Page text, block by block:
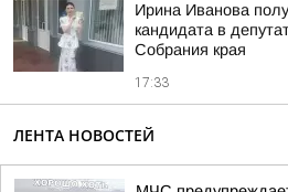
Ирина Иванова
кандидата в
Собрания края
17:33
ЛЕНТА НОВОСТЕЙ